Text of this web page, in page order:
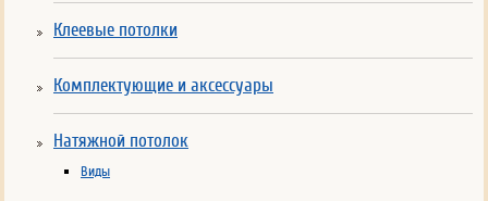
Клеевые потолки
Комплектующие и аксессуары
Натяжной потолок
Виды